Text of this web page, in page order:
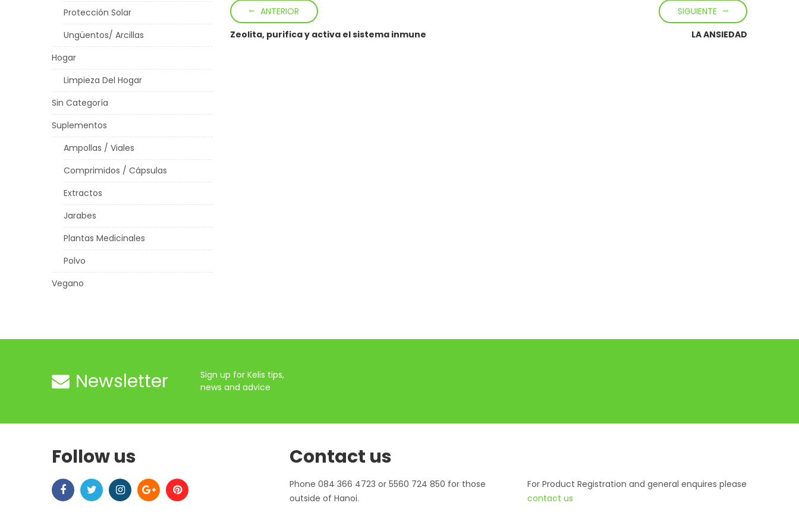
Protección Solar
Ungüentos/ Arcillas
Hogar
Limpieza Del Hogar
Sin Categoría
Suplementos
Ampollas / Viales
Comprimidos / Cápsulas
Extractos
Jarabes
Plantas Medicinales
Polvo
Vegano
ANTERIOR
Zeolita, purifica y activa el sistema inmune
SIGUIENTE
LA ANSIEDAD
Newsletter
Sign up for Kelis tips,
news and advice
Follow us Contact us
Phone 084 366 4723 or 5560 724 850 for those
outside of Hanoi.
For Product Registration and general enquires please
contact us